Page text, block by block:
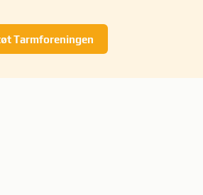
Tarmforeningen